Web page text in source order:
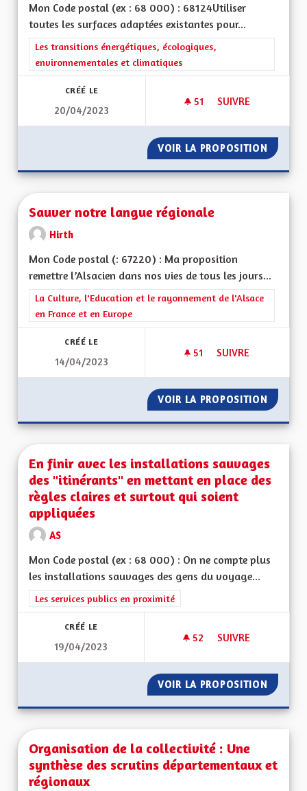
Mon Code postal (ex : 68 000) : 68124Utiliser
toutes les surfaces adaptées existantes pour...
Filtrer les résultats de la catégorie : Les transitions
Les transitions énergétiques, écologiques,
environnementales et climatiques
CRÉÉ LE
20/04/2023
51 51 ABONNÉS
SUIVRE
VOIR LA PROPOSITION
Sauver notre langue régionale
Hirth
Mon Code postal (: 67220) : Ma proposition
remettre l’Alsacien dans nos vies de tous les jours...
Filtrer les résultats de la catégorie : La Culture, l'Education et
La Culture, l'Education et le rayonnement de l'Alsace
en France et en Europe
CRÉÉ LE
14/04/2023
51 51 ABONNÉS
SUIVRE
VOIR LA PROPOSITION
En finir avec les installations sauvages
des "itinérants" en mettant en place des
règles claires et surtout qui soient
appliquées
AS
Mon Code postal (ex : 68 000) : On ne compte plus
les installations sauvages des gens du voyage...
Filtrer les résultats de la catégorie : Les services publics en
Les services publics en proximité
CRÉÉ LE
19/04/2023
52 52 ABONNÉS
SUIVRE
VOIR LA PROPOSITION EN
Organisation de la collectivité : Une
synthèse des scrutins départementaux et
régionaux